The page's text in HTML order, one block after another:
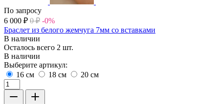
По запросу
6 000 ₽ 0 ₽ -0%
Браслет из белого жемчуга 7мм со вставками
В наличии
Осталось всего 2 шт.
В наличии
Выберите артикул:
16 см
18 см 20 см